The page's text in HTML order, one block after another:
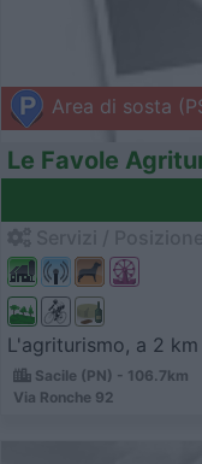
Area di sosta
Le Favole
L'agriturismo, a 2
Sacile (PN) - 106.7km
Via Ronche 92